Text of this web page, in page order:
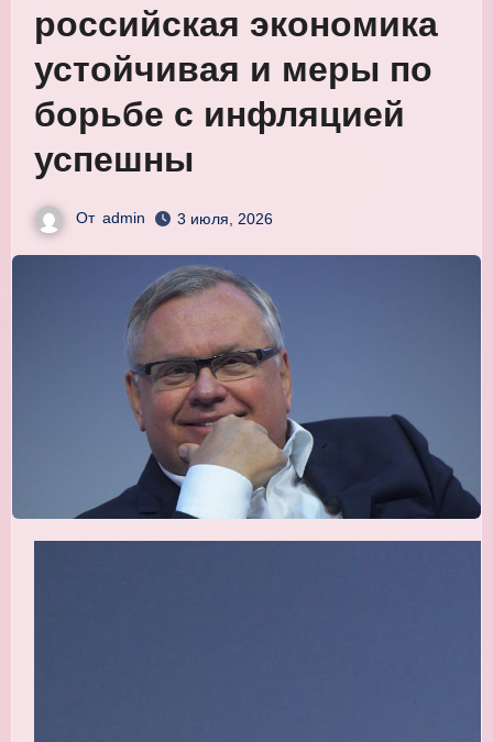
российская экономика
устойчивая и меры по
борьбе с инфляцией
успешны
От admin 3 июля, 2026